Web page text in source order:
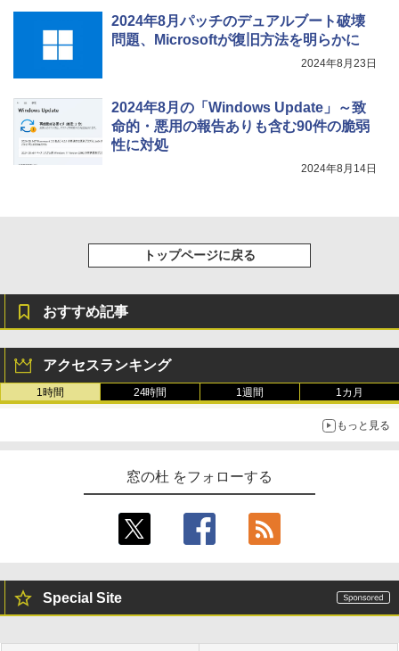
2024年8月パッチのデュアルブート破壊
問題、Microsoftが復旧方法を明らかに
2024年8月23日
2024年8月の「Windows Update」～致
命的・悪用の報告ありも含む90件の脆弱
性に対処
2024年8月14日
トップページに戻る
おすすめ記事
アクセスランキング
1時間 24時間 1週間 1カ月
もっと見る
窓の杜 をフォローする
Special Site